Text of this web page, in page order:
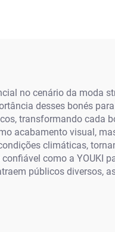
no cenário da moda
desses bonés
transformando
acabamento visual,
climáticas,
como a
públicos diversos,